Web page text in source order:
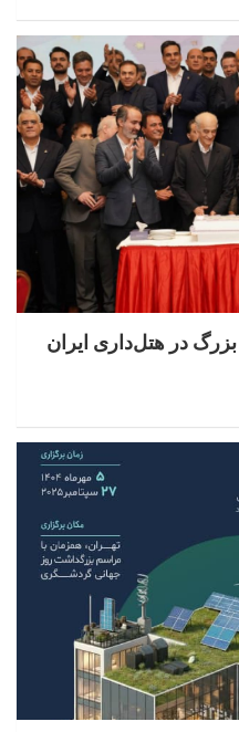
جهش بزرگ در هتل‌داری ایران